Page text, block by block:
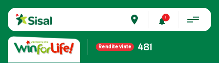
place
Rendite vinte 481